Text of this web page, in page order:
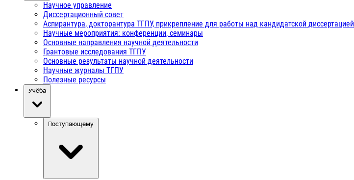
Научное управление
Диссертационный совет
Аспирантура, докторантура ТГПУ, прикрепление для работы над кандидатской диссертацией
Научные мероприятия: конференции, семинары
Основные направления научной деятельности
Грантовые исследования ТГПУ
Основные результаты научной деятельности
Научные журналы ТГПУ
Полезные ресурсы
Учёба
Поступающему